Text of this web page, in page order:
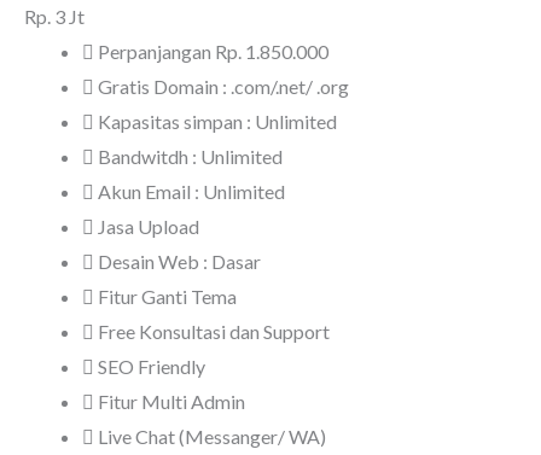
Rp. 3 Jt
Perpanjangan Rp. 1.850.000
Gratis Domain : .com/.net/ .org
Kapasitas simpan : Unlimited
Bandwitdh : Unlimited
Akun Email : Unlimited
Jasa Upload
Desain Web : Dasar
Fitur Ganti Tema
Free Konsultasi dan Support
SEO Friendly
Fitur Multi Admin
Live Chat (Messanger/ WA)